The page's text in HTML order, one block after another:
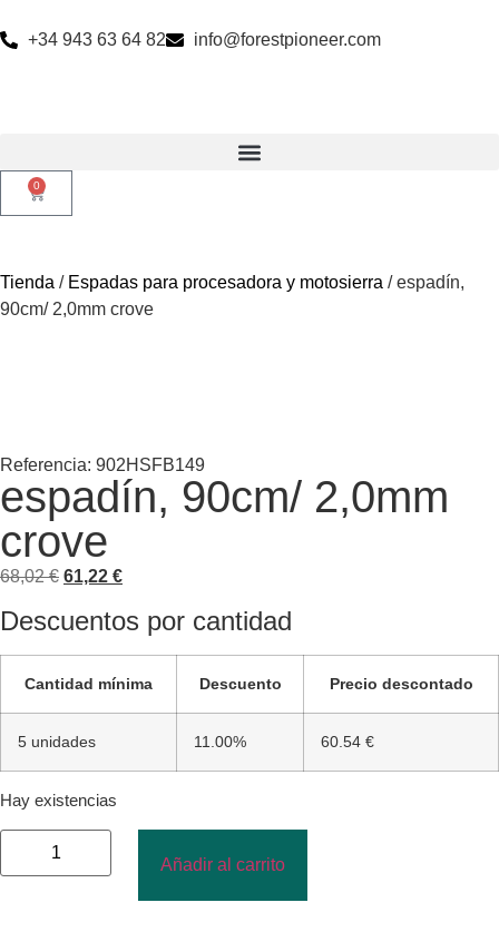
+34 943 63 64 82 info@forestpioneer.com
0
Tienda / Espadas para procesadora y motosierra / espadín,
90cm/ 2,0mm crove
Referencia: 902HSFB149
espadín, 90cm/ 2,0mm
crove
68,02€ 61,22 €
Descuentos por cantidad
Cantidad mínima Descuento Precio descontado
5 unidades 11.00% 60.54 €
Hay existencias
Añadir al carrito